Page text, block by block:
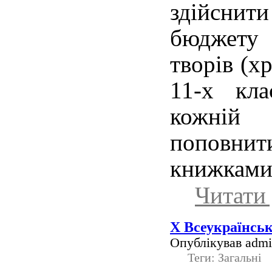
бюджету
творів
11-х
кожній
Х
Опублікував
Теги: Загальні